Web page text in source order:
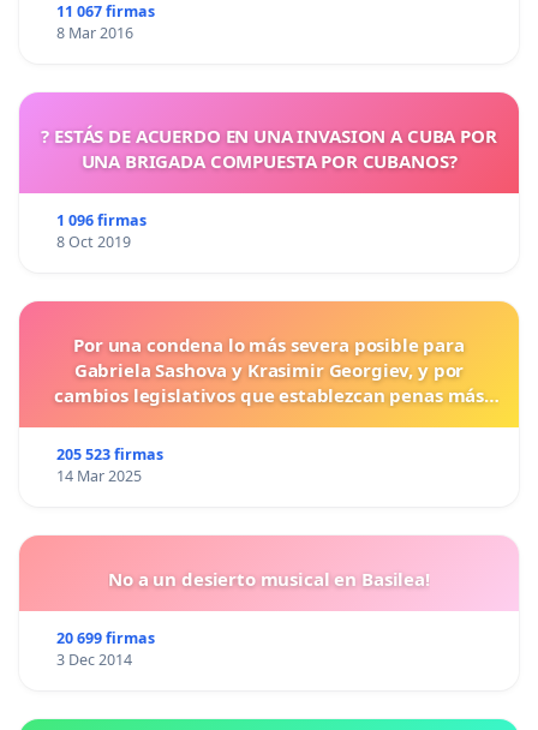
11 067 firmas
8 Mar 2016
? ESTÁS DE ACUERDO EN UNA INVASION A CUBA POR
UNA BRIGADA COMPUESTA POR CUBANOS?
1 096 firmas
8 Oct 2019
Por una condena lo más severa posible para
Gabriela Sashova y Krasimir Georgiev, y por
cambios legislativos que establezcan penas más
205 523 firmas
14 Mar 2025
No a un desierto musical en Basilea!
20 699 firmas
3 Dec 2014